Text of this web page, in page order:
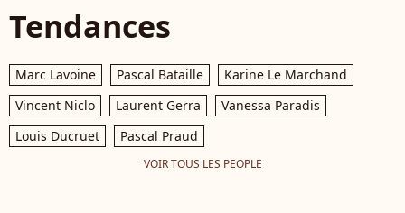
Tendances
Marc Lavoine Pascal Bataille
Karine Le Marchand
Vincent Niclo
Laurent Gerra
Vanessa Paradis
Louis Ducruet
Pascal Praud
VOIR TOUS LES PEOPLE